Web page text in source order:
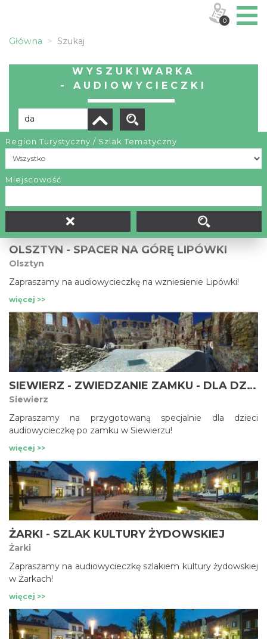
Główna Szukaj
WYSZUKIWARKA
- AUDIOWYCIECZKI
Region Turystyczny / Szlak Tematyczny
Miejscowość
Liczba elementów:
OLSZTYN - SPACER NA GÓRĘ LIPÓWKI
Olsztyn
Zapraszamy na audiowycieczkę na wzniesienie Lipówki!
więcej >>
SIEWIERZ - ZWIEDZANIE ZAMKU - DLA DZIECI
Siewierz
Zapraszamy na przygotowaną specjalnie dla dzieci
audiowycieczkę po zamku w Siewierzu!
więcej >>
ŻARKI - SZLAK KULTURY ŻYDOWSKIEJ
Żarki
Zapraszamy na audiowycieczkę szlakiem kultury żydowskiej
w Żarkach!
więcej >>
0